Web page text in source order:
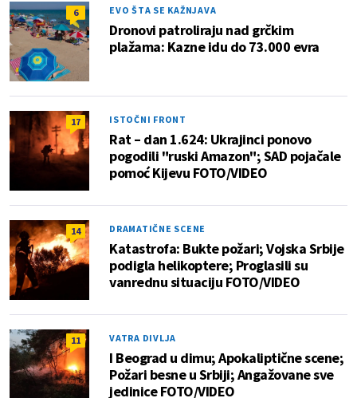
6 EVO ŠTA SE KAŽNJAVA
Dronovi patroliraju nad grčkim
plažama: Kazne idu do 73.000 evra
17 ISTOČNI FRONT
Rat – dan 1.624: Ukrajinci ponovo
pogodili "ruski Amazon"; SAD pojačale
pomoć Kijevu FOTO/VIDEO
14 DRAMATIČNE SCENE
Katastrofa: Bukte požari; Vojska Srbije
podigla helikoptere; Proglasili su
vanrednu situaciju FOTO/VIDEO
11 VATRA DIVLJA
I Beograd u dimu; Apokaliptične scene;
Požari besne u Srbiji; Angažovane sve
jedinice FOTO/VIDEO